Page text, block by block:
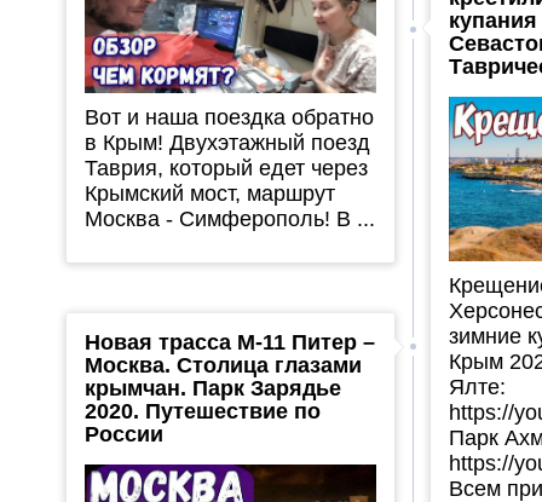
Вот и наша поездка обратно
в Крым! Двухэтажный поезд
Таврия, который едет через
Крымский мост, маршрут
Москва - Симферополь! В ...
зимние
Крым
Ялте:
https://
Парк
https://
Всем
Новая трасса М-11 Питер –
Москва. Столица глазами
крымчан. Парк Зарядье
2020. Путешествие по
России